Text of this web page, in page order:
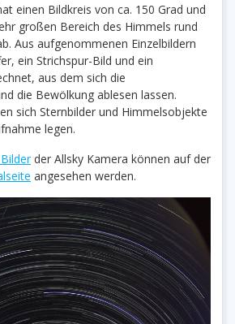
einen Bildkreis von ca. 150 Grad und
großen Bereich des Himmels rund
Aus aufgenommenen Einzelbildern
ein Strichspur-Bild und ein
aus dem sich die
die Bewölkung ablesen lassen.
sich Sternbilder und Himmelsobjekte
legen.
der Allsky Kamera können auf der
angesehen werden.